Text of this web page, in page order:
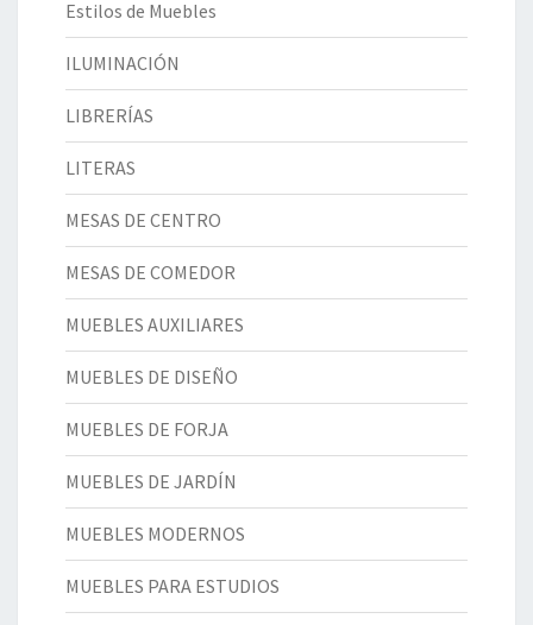
Estilos de Muebles
ILUMINACIÓN
LIBRERÍAS
LITERAS
MESAS DE CENTRO
MESAS DE COMEDOR
MUEBLES AUXILIARES
MUEBLES DE DISEÑO
MUEBLES DE FORJA
MUEBLES DE JARDÍN
MUEBLES MODERNOS
MUEBLES PARA ESTUDIOS